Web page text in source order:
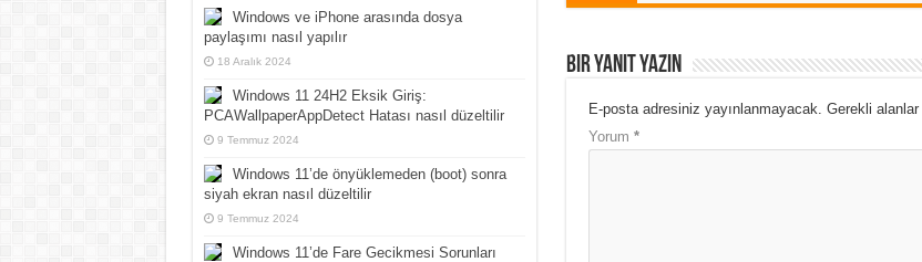
Bir yanıt yazın
E-posta adresiniz yayınlanmayacak. Gerekli alanlar
Yorum *
Windows ve iPhone arasında dosya
paylaşımı nasıl yapılır
18 Aralık 2024
Windows 11 24H2 Eksik Giriş:
PCAWallpaperAppDetect Hatası nasıl düzeltilir
9 Temmuz 2024
Windows 11’de önyüklemeden (boot) sonra
siyah ekran nasıl düzeltilir
9 Temmuz 2024
Windows 11’de Fare Gecikmesi Sorunları